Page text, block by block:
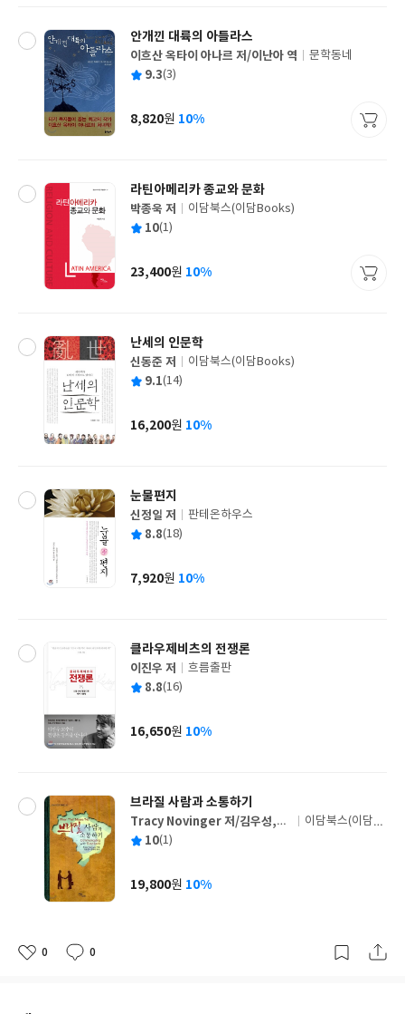
안개낀 대륙의 아틀라스
글
쓴
이흐산 옥타이 아나르 저/이난아 역
출
사
문학동네
평 9.3(3)
가
8,820원 10%
라틴아메리카 종교와 문화
글
쓴
박종욱 저
출
사
이담북스(이담Books)
평 10(1)
가
23,400원 10%
난세의 인문학
글
쓴
신동준 저
출
사
이담북스(이담Books)
평 9.1(14)
가
16,200원 10%
눈물편지
글
쓴
신정일 저
출
사
판테온하우스
평 8.8(18)
가
7,920원 10%
클라우제비츠의 전쟁론
글
쓴
이진우 저
출
사
흐름출판
평 8.8(16)
가
16,650원 10%
브라질 사람과 소통하기
글
쓴
Tracy Novinger 저/김우성,임
두빈 공역
출
사
이담북스(이담B
평 10(1)
가
19,800원 10%
좋
0
댓
0
작